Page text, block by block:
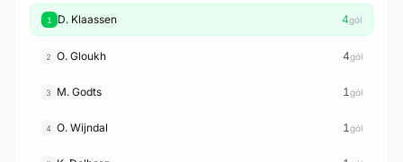
1 D. Klaassen 4gól
2 O. Gloukh 4gól
3 M. Godts 1gól
4 O. Wijndal 1gól